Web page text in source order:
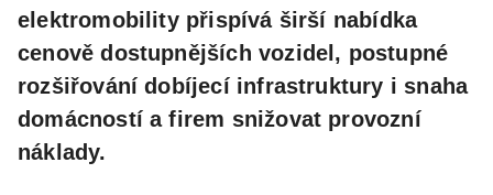
elektromobility přispívá širší nabídka
cenově dostupnějších vozidel, postupné
rozšiřování dobíjecí infrastruktury i snaha
domácností a firem snižovat provozní
náklady.